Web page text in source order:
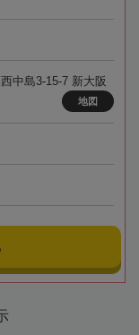
中島3-15-7 新大阪
地図